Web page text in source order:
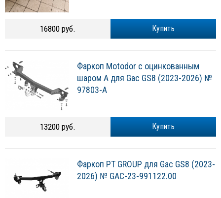
Купить
16800 руб.
Фаркоп Motodor с оцинкованным
шаром A для Gac GS8 (2023-2026) №
97803-A
Купить
13200 руб.
Фаркоп PT GROUP для Gac GS8 (2023-
2026) № GAC-23-991122.00